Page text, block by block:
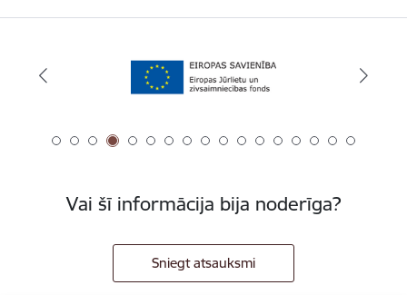
Vai šī informācija bija noderīga?
Sniegt atsauksmi